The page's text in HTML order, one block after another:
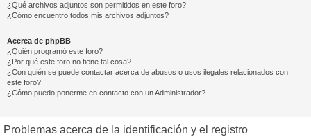
¿Qué archivos adjuntos son permitidos en este foro?
¿Cómo encuentro todos mis archivos adjuntos?
Acerca de phpBB
¿Quién programó este foro?
¿Por qué este foro no tiene tal cosa?
¿Con quién se puede contactar acerca de abusos o usos ilegales relacionados con
este foro?
¿Cómo puedo ponerme en contacto con un Administrador?
Problemas acerca de la identificación y el registro